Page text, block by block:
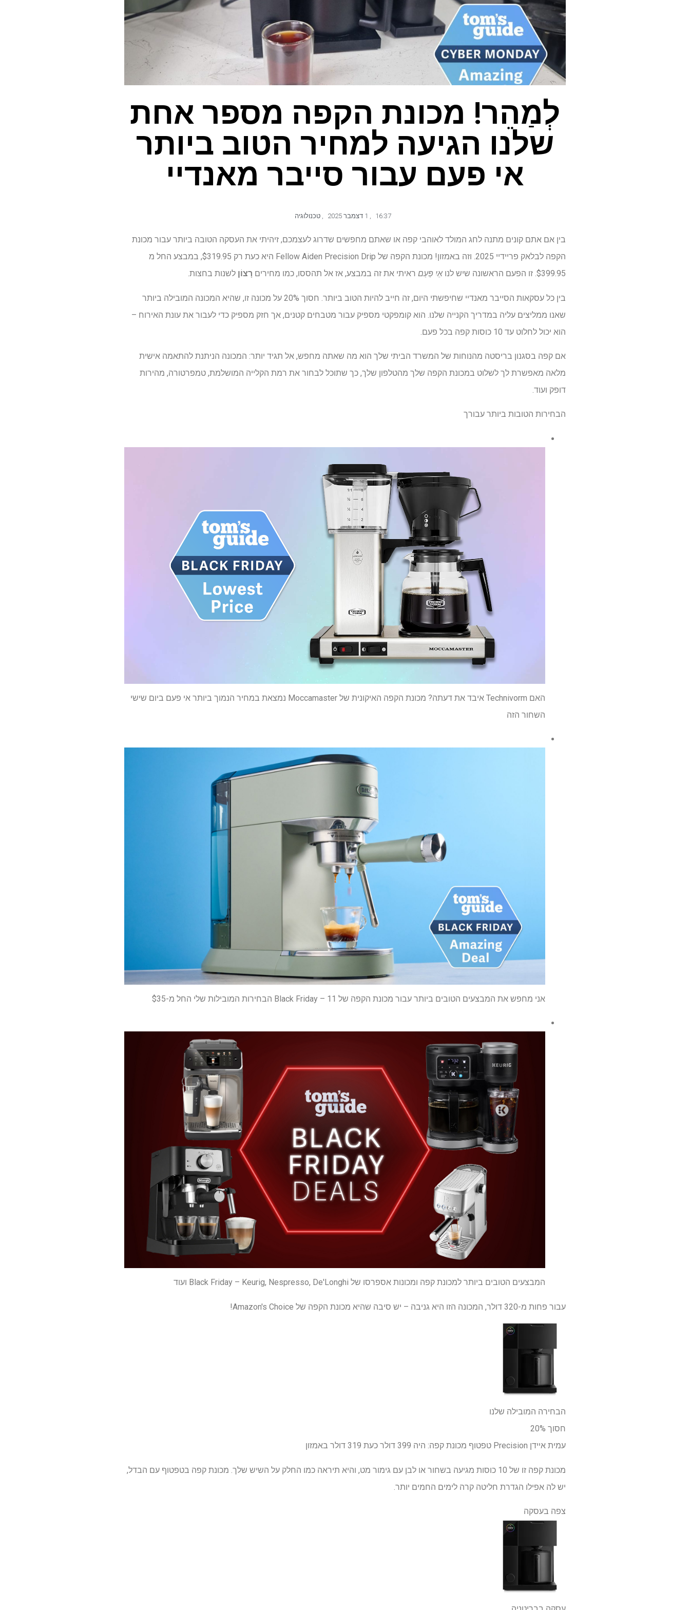
לְמַהֵר! מכונת הקפה מספר אחת
שלנו הגיעה למחיר הטוב ביותר
אי פעם עבור סייבר מאנדיי
16:37
,
, טכנולוגיה
בין אם אתם קונים מתנה לחג המולד לאוהבי קפה או שאתם מחפשים שדרוג לעצמכם, זיהיתי את העסקה הטובה ביותר עבור מכונת
הקפה לבלאק פריידיי 2025. וזה באמזון! מכונת הקפה של Fellow Aiden Precision Drip היא כעת רק $319.95, במבצע החל מ
$399.95. זו הפעם הראשונה שיש לנו
אֵיִ פַּעַם ראיתי את זה במבצע, אז אל תהססו, כמו מחירים רָצוֹן לשנות בחצות.
בין כל עסקאות הסייבר מאנדיי שחיפשתי היום, זה חייב להיות הטוב ביותר. חסוך 20% על מכונה זו, שהיא המכונה המובילה ביותר
שאנו ממליצים עליה במדריך הקנייה שלנו. הוא קומפקטי מספיק עבור מטבחים קטנים, אך חזק מספיק כדי לעבור את עונת האירוח –
הוא יכול לחלוט עד 10 כוסות קפה בכל פעם.
אם קפה בסגנון בריסטה מהנוחות של המשרד הביתי שלך הוא מה שאתה מחפש, אל תגיד יותר: המכונה הניתנת להתאמה אישית
מלאה מאפשרת לך לשלוט במכונת הקפה שלך מהטלפון שלך, כך שתוכל לבחור את רמת הקלייה המושלמת, טמפרטורה, מהירות
דופק ועוד.
הבחירות הטובות ביותר עבורך
האם Technivorm איבד את דעתה? מכונת הקפה האיקונית של Moccamaster נמצאת במחיר הנמוך ביותר אי פעם ביום שישי
השחור הזה
אני מחפש את המבצעים הטובים ביותר עבור מכונת הקפה של Black Friday – 11 הבחירות המובילות שלי החל מ-$35
המבצעים הטובים ביותר למכונת קפה ומכונות אספרסו של Black Friday – Keurig, Nespresso, De'Longhi ועוד
עבור פחות מ-320 דולר, המכונה הזו היא גניבה – יש סיבה שהיא מכונת הקפה של Amazon's Choice!
הבחירה המובילה שלנו
חסוך 20%
עמית איידן Precision טפטוף מכונת קפה:
היה 399 דולר כעת 319 דולר באמזון
מכונת קפה זו של 10 כוסות מגיעה בשחור או לבן עם גימור מט, והיא תיראה כמו החלק על השיש שלך. מכונת קפה בטפטוף עם הבדל,
יש לה אפילו הגדרת חליטה קרה לימים החמים יותר.
צפה בעסקה